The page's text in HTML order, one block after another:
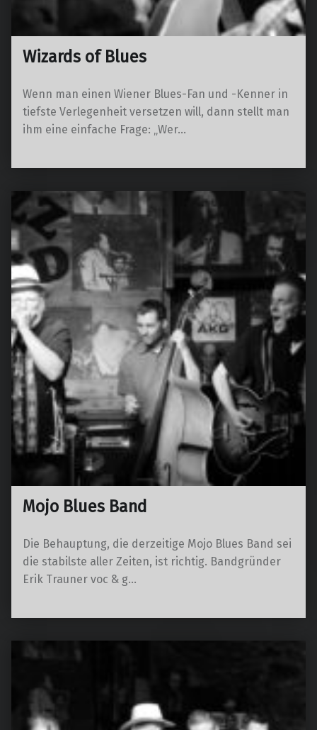
Wizards of Blues
Wenn man einen Wiener Blues-Fan und -Kenner in
tiefste Verlegenheit versetzen will, dann stellt man
ihm eine einfache Frage: „Wer…
Mojo Blues Band
Die Behauptung, die derzeitige Mojo Blues Band sei
die stabilste aller Zeiten, ist richtig. Bandgründer
Erik Trauner voc & g…